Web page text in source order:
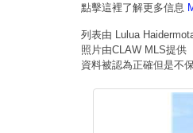
點擊這裡了解更多信息
列表由 Lulua
照片由CLAW MLS提供
資料被認為正確但是不